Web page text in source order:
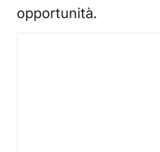
opportunità.